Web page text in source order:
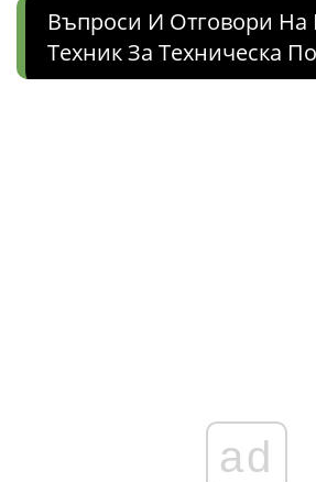
Въпроси И Отговори На
Техник За Техническа
ad